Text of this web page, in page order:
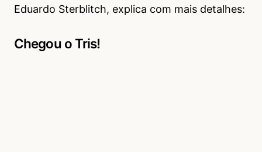
Eduardo Sterblitch, explica com mais detalhes:
Chegou o Tris!